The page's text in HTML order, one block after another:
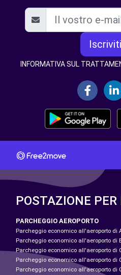
INFORMATIVA SUL
POSTAZIONE PER
PARCHEGGIO AEROPORTO
Parcheggio economico all'aeroporto di
Parcheggio economico all'aeroporto di
Parcheggio economico all'aeroporto di
Parcheggio economico all'aeroporto di
Parcheggio economico all'aeroporto di